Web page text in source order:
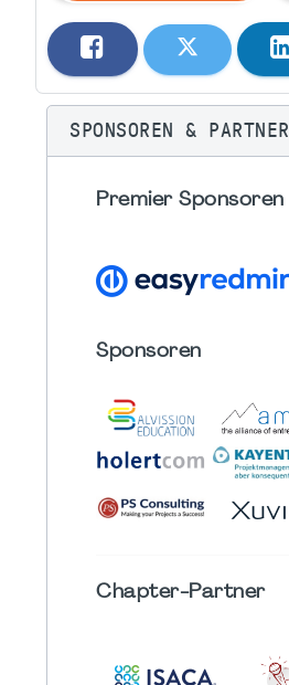
SPONSOREN & PARTNER
Premier Sponsoren
Sponsoren
Chapter-Partner